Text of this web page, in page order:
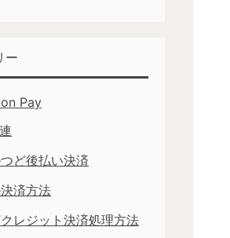
ー
Pay
ど後払い決済
済方法
レジット決済処理方法